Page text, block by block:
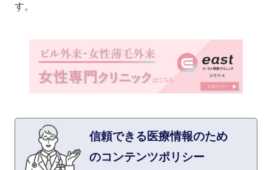
す。
信頼できる医療情報のため
のコンテンツポリシー